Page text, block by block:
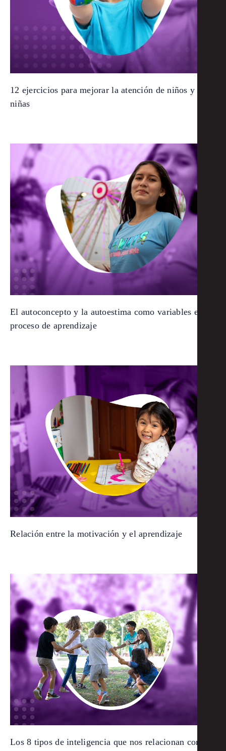
12 ejercicios para mejorar la atención de niños y
niñas
El autoconcepto y la autoestima como variables en el
proceso de aprendizaje
Relación entre la motivación y el aprendizaje
Los 8 tipos de inteligencia que nos relacionan con el